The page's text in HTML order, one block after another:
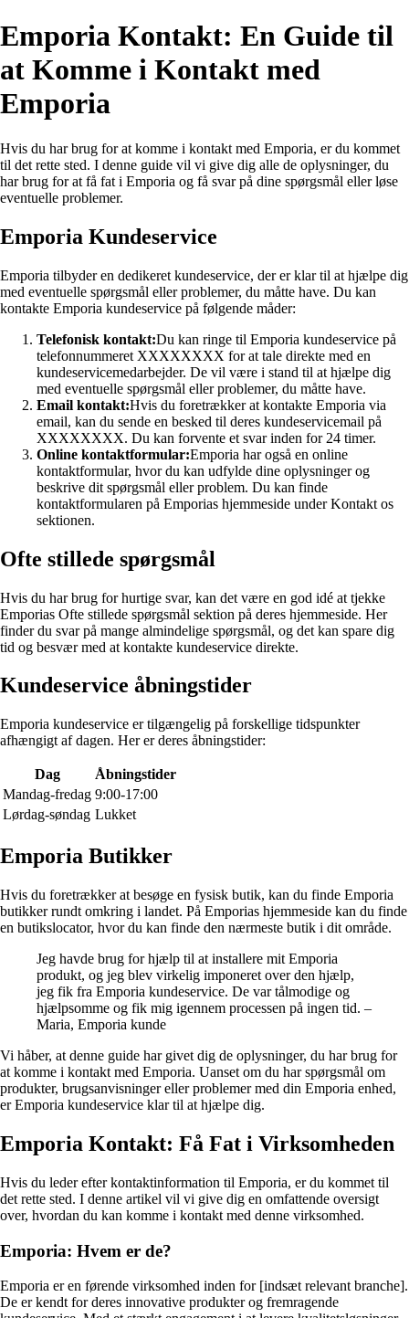
Emporia Kontakt: En Guide til
at Komme i Kontakt med
Emporia
Hvis du har brug for at komme i kontakt med Emporia, er du kommet
til det rette sted. I denne guide vil vi give dig alle de oplysninger, du
har brug for at få fat i Emporia og få svar på dine spørgsmål eller løse
eventuelle problemer.
Emporia Kundeservice
Emporia tilbyder en dedikeret kundeservice, der er klar til at hjælpe dig
med eventuelle spørgsmål eller problemer, du måtte have. Du kan
kontakte Emporia kundeservice på følgende måder:
Telefonisk kontakt:Du kan ringe til Emporia kundeservice på
telefonnummeret XXXXXXXX for at tale direkte med en
kundeservicemedarbejder. De vil være i stand til at hjælpe dig
med eventuelle spørgsmål eller problemer, du måtte have.
Email kontakt:Hvis du foretrækker at kontakte Emporia via
email, kan du sende en besked til deres kundeservicemail på
XXXXXXXX. Du kan forvente et svar inden for 24 timer.
Online kontaktformular:Emporia har også en online
kontaktformular, hvor du kan udfylde dine oplysninger og
beskrive dit spørgsmål eller problem. Du kan finde
kontaktformularen på Emporias hjemmeside under Kontakt os
sektionen.
Ofte stillede spørgsmål
Hvis du har brug for hurtige svar, kan det være en god idé at tjekke
Emporias Ofte stillede spørgsmål sektion på deres hjemmeside. Her
finder du svar på mange almindelige spørgsmål, og det kan spare dig
tid og besvær med at kontakte kundeservice direkte.
Kundeservice åbningstider
Emporia kundeservice er tilgængelig på forskellige tidspunkter
afhængigt af dagen. Her er deres åbningstider:
Dag
Åbningstider
Mandag-fredag 9:00-17:00
Lørdag-søndag Lukket
Emporia Butikker
Hvis du foretrækker at besøge en fysisk butik, kan du finde Emporia
butikker rundt omkring i landet. På Emporias hjemmeside kan du finde
en butikslocator, hvor du kan finde den nærmeste butik i dit område.
Jeg havde brug for hjælp til at installere mit Emporia
produkt, og jeg blev virkelig imponeret over den hjælp,
jeg fik fra Emporia kundeservice. De var tålmodige og
hjælpsomme og fik mig igennem processen på ingen tid. –
Maria, Emporia kunde
Vi håber, at denne guide har givet dig de oplysninger, du har brug for
at komme i kontakt med Emporia. Uanset om du har spørgsmål om
produkter, brugsanvisninger eller problemer med din Emporia enhed,
er Emporia kundeservice klar til at hjælpe dig.
Emporia Kontakt: Få Fat i Virksomheden
Hvis du leder efter kontaktinformation til Emporia, er du kommet til
det rette sted. I denne artikel vil vi give dig en omfattende oversigt
over, hvordan du kan komme i kontakt med denne virksomhed.
Emporia: Hvem er de?
Emporia er en førende virksomhed inden for [indsæt relevant branche].
De er kendt for deres innovative produkter og fremragende